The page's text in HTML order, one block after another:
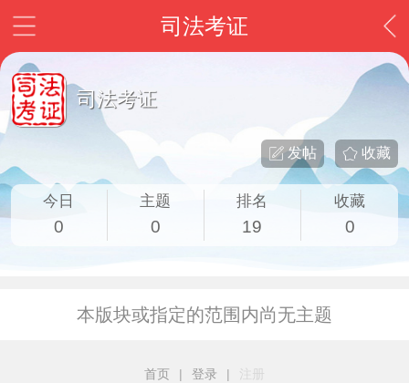
司法考证
司法考证
收藏
发帖
今日
0
主题
0
排名
19
收藏
0
本版块或指定的范围内尚无主题
首页 | 登录 |